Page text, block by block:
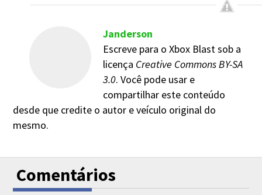
Janderson
Escreve para o Xbox Blast sob a
licença Creative Commons BY-SA
3.0. Você pode usar e
compartilhar este conteúdo
desde que credite o autor e veículo original do
mesmo.
Comentários